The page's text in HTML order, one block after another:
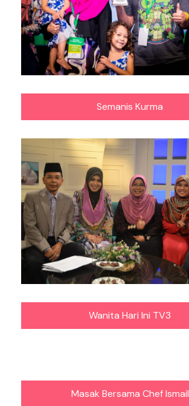
Semanis Kurma
Wanita Hari Ini TV3
Masak Bersama Chef Ismail